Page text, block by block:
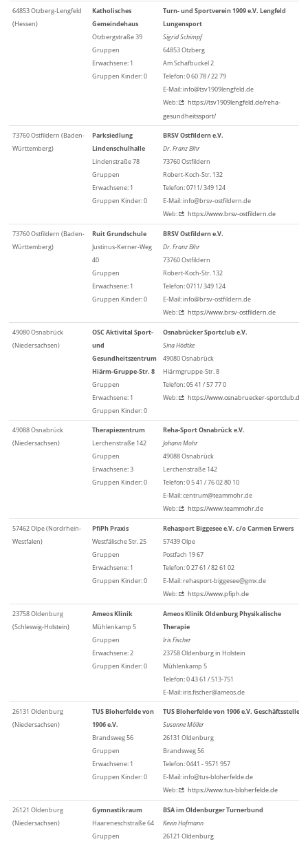
64853 Otzberg-Lengfeld
(Hessen)
Katholisches
Gemeindehaus
Otzbergstraße 39
Gruppen
Erwachsene: 1
Gruppen Kinder: 0
Turn- und Sportverein 1909 e.V. Lengfeld
Lungensport
Sigrid Schimpf
64853 Otzberg
Am Schafbuckel 2
Telefon: 0 60 78 / 22 79
E-Mail: info@tsv1909lengfeld.de
Web:
https://tsv1909lengfeld.de/reha-
gesundheitssport/
73760 Ostfildern (Baden-
Württemberg)
Parksiedlung
Lindenschulhalle
Lindenstraße 78
Gruppen
Erwachsene: 1
Gruppen Kinder: 0
BRSV Ostfildern e.V.
Dr. Franz Bihr
73760 Ostfildern
Robert-Koch-Str. 132
Telefon: 0711/ 349 124
E-Mail: info@brsv-ostfildern.de
Web:
https://www.brsv-ostfildern.de
73760 Ostfildern (Baden-
Württemberg)
Ruit Grundschule
Justinus-Kerner-Weg
40
Gruppen
Erwachsene: 1
Gruppen Kinder: 0
BRSV Ostfildern e.V.
Dr. Franz Bihr
73760 Ostfildern
Robert-Koch-Str. 132
Telefon: 0711/ 349 124
E-Mail: info@brsv-ostfildern.de
Web:
https://www.brsv-ostfildern.de
49080 Osnabrück
(Niedersachsen)
OSC Aktivital Sport-
und
Gesundheitszentrum
Hiärm-Gruppe-Str. 8
Gruppen
Erwachsene: 1
Gruppen Kinder: 0
Osnabrücker Sportclub e.V.
Sina Hödtke
49080 Osnabrück
Hiärmgruppe-Str. 8
Telefon: 05 41 / 57 77 0
Web:
https://www.osnabruecker-sportclub.de
49088 Osnabrück
(Niedersachsen)
Therapiezentrum
Lerchenstraße 142
Gruppen
Erwachsene: 3
Gruppen Kinder: 0
Reha-Sport Osnabrück e.V.
Johann Mohr
49088 Osnabrück
Lerchenstraße 142
Telefon: 0 5 41 / 76 02 80 10
E-Mail: centrum@teammohr.de
Web:
https://www.teammohr.de
57462 Olpe (Nordrhein-
Westfalen)
PfiPh Praxis
Westfälische Str. 25
Gruppen
Erwachsene: 1
Gruppen Kinder: 0
Rehasport Biggesee e.V. c/o Carmen Erwers
57439 Olpe
Postfach 19 67
Telefon: 0 27 61 / 82 61 02
E-Mail: rehasport-biggesee@gmx.de
Web:
https://www.pfiph.de
23758 Oldenburg
(Schleswig-Holstein)
Ameos Klinik
Mühlenkamp 5
Gruppen
Erwachsene: 2
Gruppen Kinder: 0
Ameos Klinik Oldenburg Physikalische
Therapie
Iris Fischer
23758 Oldenburg in Holstein
Mühlenkamp 5
Telefon: 0 43 61 / 513-751
E-Mail: iris.fischer@ameos.de
26131 Oldenburg
(Niedersachsen)
TUS Bloherfelde von
1906 e.V.
Brandsweg 56
Gruppen
Erwachsene: 1
Gruppen Kinder: 0
TUS Bloherfelde von 1906 e.V. Geschäftsstelle
Susanne Möller
26131 Oldenburg
Brandsweg 56
Telefon: 0441 - 9571 957
E-Mail: info@tus-bloherfelde.de
Web:
https://www.tus-bloherfelde.de
26121 Oldenburg
(Niedersachsen)
Gymnastikraum
Haareneschstraße 64
Gruppen
BSA im Oldenburger Turnerbund
Kevin Hofmann
26121 Oldenburg